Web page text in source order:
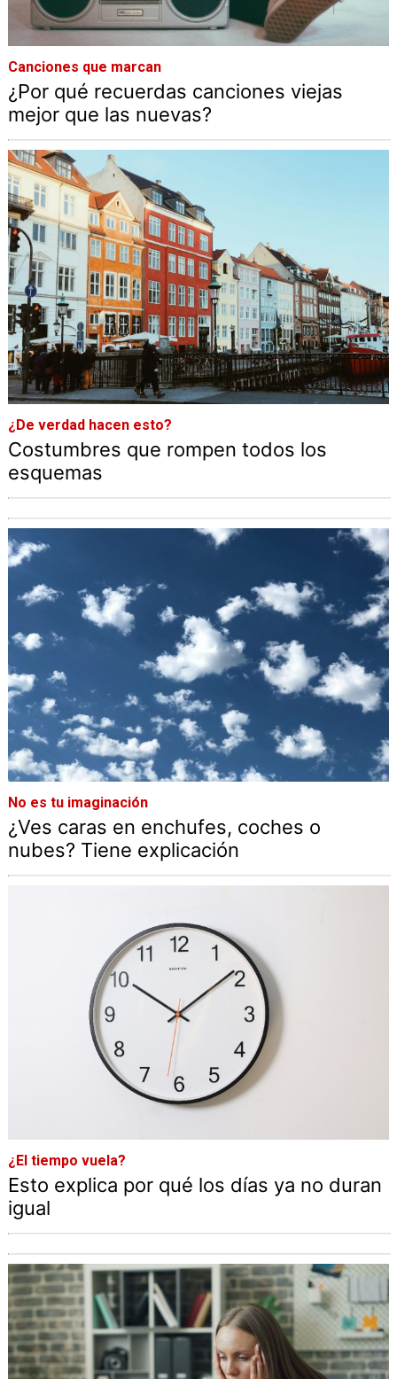
Canciones que marcan
¿Por qué recuerdas canciones viejas
mejor que las nuevas?
¿De verdad hacen esto?
Costumbres que rompen todos los
esquemas
No es tu imaginación
¿Ves caras en enchufes, coches o
nubes? Tiene explicación
¿El tiempo vuela?
Esto explica por qué los días ya no duran
igual